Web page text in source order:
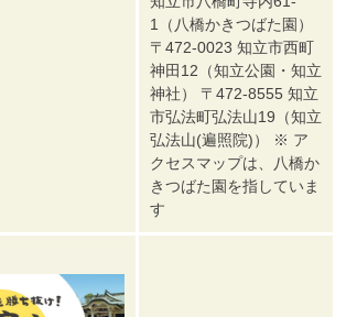
1（八橋かきつばた園）
〒472-0023 知立市西町
神田12（知立公園・知立
神社） 〒472-8555 知立
市弘法町弘法山19（知立
弘法山(遍照院)） ※ ア
クセスマップは、八橋か
きつばた園を指していま
す